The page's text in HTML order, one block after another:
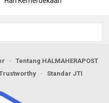
Tentang HALMAHERAPOST
Standar JTI